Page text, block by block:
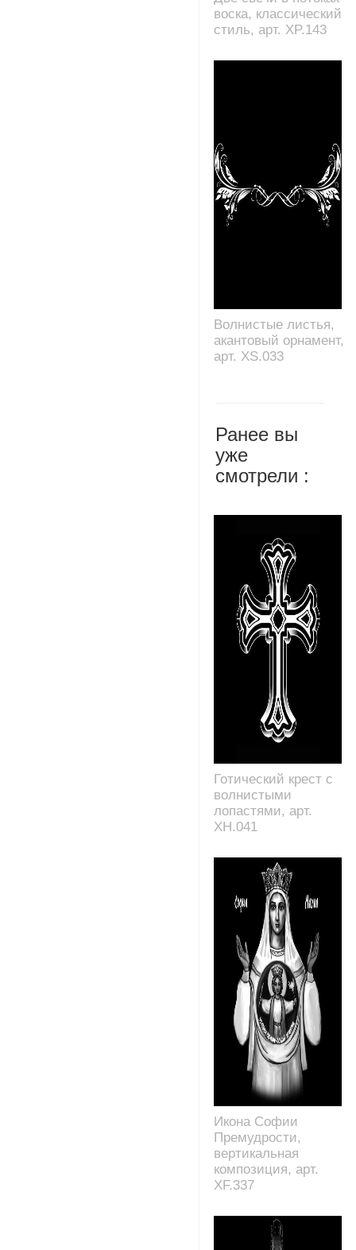
воска, классический
стиль, арт. XP.143
Волнистые листья,
акантовый орнамент,
арт. XS.033
Ранее вы
уже
смотрели :
Готический крест с
волнистыми
лопастями, арт.
XH.041
Икона Софии
Премудрости,
вертикальная
композиция, арт.
XF.337